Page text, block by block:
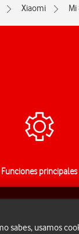
Xiaomi Mi
Funciones principales
sabes, usamos